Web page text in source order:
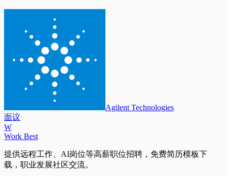
Agilent Technologies
面议
W
Work Best
提供远程工作、AI岗位等高薪职位招聘，免费简历模板下
载，职业发展社区交流。